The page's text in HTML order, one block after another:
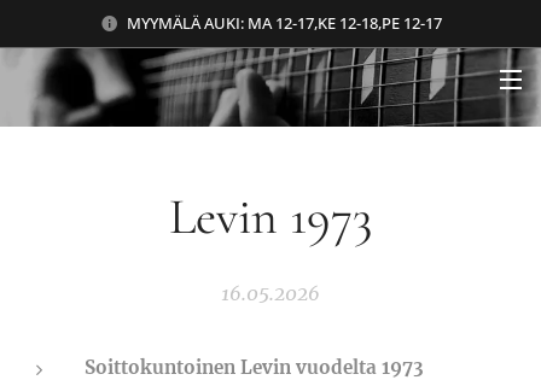
MYYMÄLÄ AUKI: MA 12-17,KE 12-18,PE 12-17
Levin 1973
16.05.2026
Soittokuntoinen Levin vuodelta 1973